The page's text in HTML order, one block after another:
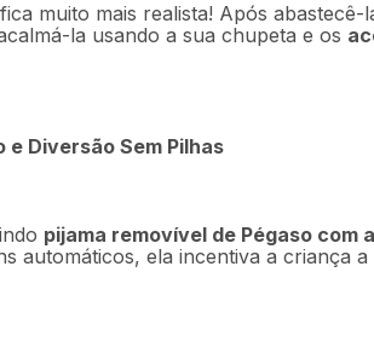
muito mais realista! Após
la usando a sua chupeta e os
e Diversão Sem Pilhas
pijama removível de Pégaso com
automáticos, ela incentiva a criança